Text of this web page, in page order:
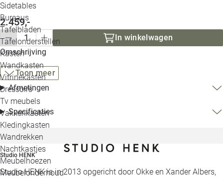
Sidetables
Bureaus
Tafelbladen
Tafelonderstellen
Kasten
Wandkasten
Vitrinekasten
Dressoirs
Tv meubels
Vakkenkasten
Kledingkasten
Wandrekken
Nachtkastjes
Meubelhoezen
Meubelonderhoud
2.459,-
In winkelwagen
Omschrijving
Toon meer
Afmetingen
Specificaties
Studio HENK
Studio HENK is in 2013 opgericht door Okke en Xander Albers,